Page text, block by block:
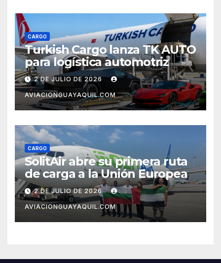
CARGO
Turkish Cargo lanza TK AUTO
para logística automotriz
2 DE JULIO DE 2026
AVIACIONGUAYAQUIL.COM
CARGO
SolitAir abre su primera ruta
de carga a la Unión Europea
2 DE JULIO DE 2026
AVIACIONGUAYAQUIL.COM